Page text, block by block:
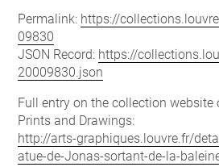
Permalink: https://
09830
JSON Record: https://
20009830.json
Full entry on the collection website
Prints and Drawings:
http://arts-graphiques.louvre.fr/
atue-de-Jonas-sortant-de-la-